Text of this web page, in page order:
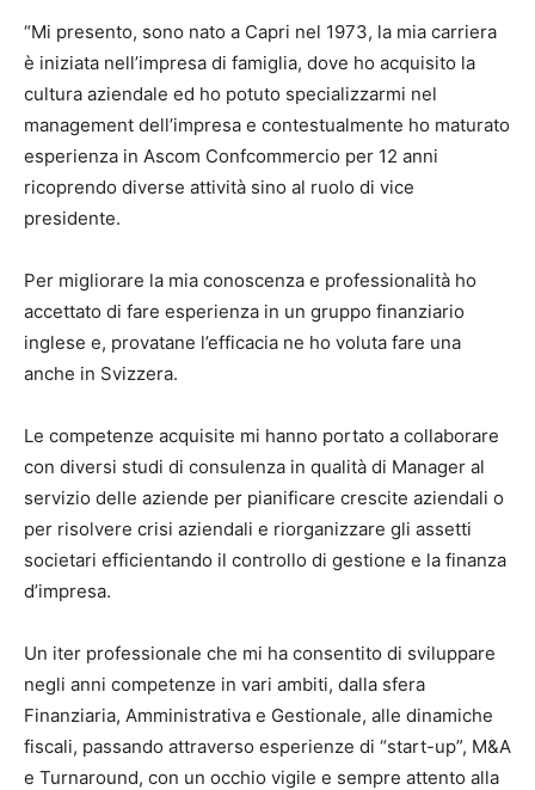
“Mi presento, sono nato a Capri nel 1973, la mia carriera
è iniziata nell’impresa di famiglia, dove ho acquisito la
cultura aziendale ed ho potuto specializzarmi nel
management dell’impresa e contestualmente ho maturato
esperienza in Ascom Confcommercio per 12 anni
ricoprendo diverse attività sino al ruolo di vice
presidente.
Per migliorare la mia conoscenza e professionalità ho
accettato di fare esperienza in un gruppo finanziario
inglese e, provatane l’efficacia ne ho voluta fare una
anche in Svizzera.
Le competenze acquisite mi hanno portato a collaborare
con diversi studi di consulenza in qualità di Manager al
servizio delle aziende per pianificare crescite aziendali o
per risolvere crisi aziendali e riorganizzare gli assetti
societari efficientando il controllo di gestione e la finanza
d’impresa.
Un iter professionale che mi ha consentito di sviluppare
negli anni competenze in vari ambiti, dalla sfera
Finanziaria, Amministrativa e Gestionale, alle dinamiche
fiscali, passando attraverso esperienze di “start-up”, M&A
e Turnaround, con un occhio vigile e sempre attento alla